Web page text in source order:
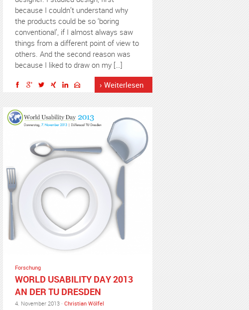
because I couldn’t understand why
the products could be so ‘boring
conventional’, if I almost always saw
things from a different point of view to
others. And the second reason was
because I liked to draw on my […]
› Weiterlesen
Forschung
WORLD USABILITY DAY 2013
AN DER TU DRESDEN
4. November 2013 · Christian Wölfel